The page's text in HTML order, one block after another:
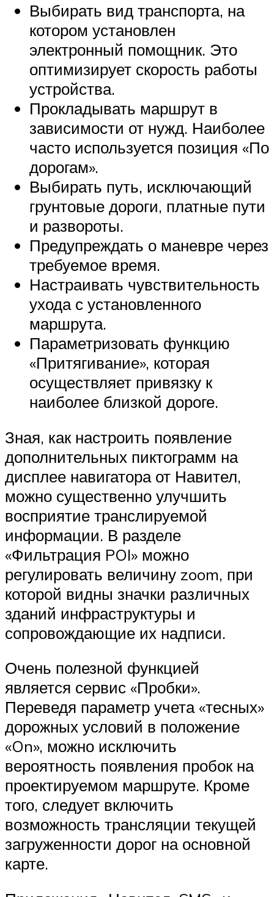
Выбирать вид транспорта, на
котором установлен
электронный помощник. Это
оптимизирует скорость работы
устройства.
Прокладывать маршрут в
зависимости от нужд. Наиболее
часто используется позиция «По
дорогам».
Выбирать путь, исключающий
грунтовые дороги, платные пути
и развороты.
Предупреждать о маневре через
требуемое время.
Настраивать чувствительность
ухода с установленного
маршрута.
Параметризовать функцию
«Притягивание», которая
осуществляет привязку к
наиболее близкой дороге.
Зная, как настроить появление
дополнительных пиктограмм на
дисплее навигатора от Навител,
можно существенно улучшить
восприятие транслируемой
информации. В разделе
«Фильтрация POI» можно
регулировать величину zoom, при
которой видны значки различных
зданий инфраструктуры и
сопровождающие их надписи.
Очень полезной функцией
является сервис «Пробки».
Переведя параметр учета «тесных»
дорожных условий в положение
«On», можно исключить
вероятность появления пробок на
проектируемом маршруте. Кроме
того, следует включить
возможность трансляции текущей
загруженности дорог на основной
карте.